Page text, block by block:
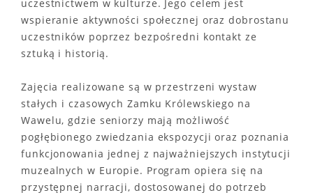
uczestnictwem w kulturze. Jego celem jest
wspieranie aktywności społecznej oraz dobrostanu
uczestników poprzez bezpośredni kontakt ze
sztuką i historią.
Zajęcia realizowane są w przestrzeni wystaw
stałych i czasowych Zamku Królewskiego na
Wawelu, gdzie seniorzy mają możliwość
pogłębionego zwiedzania ekspozycji oraz poznania
funkcjonowania jednej z najważniejszych instytucji
muzealnych w Europie. Program opiera się na
przystępnej narracji, dostosowanej do potrzeb